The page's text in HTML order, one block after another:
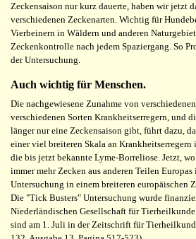
Zeckensaison nur kurz dauerte, haben wir jetzt
verschiedenen Zeckenarten. Wichtig für
Vierbeinern in Wäldern und anderen
Zeckenkontrolle nach jedem Spaziergang. So
der Untersuchung.
Auch wichtig für Menschen.
Die nachgewiesene Zunahme von
verschiedenen Sorten Krankheitserregern, und
länger nur eine Zeckensaison gibt, führt dazu,
einer viel breiteren Skala an Krankheitserregern
die bis jetzt bekannte Lyme-Borreliose. Jetzt,
immer mehr Zecken aus anderen Teilen
Untersuchung in einem breiteren europäischen
Die "Tick Busters" Untersuchung wurde
Niederländischen Gesellschaft für
sind am 1. Juli in der Zeitschrift für